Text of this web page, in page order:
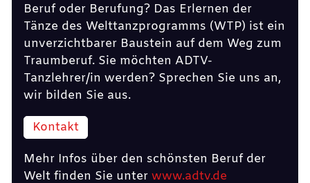
Beruf oder Berufung? Das Erlernen der
Tänze des Welttanzprogramms (WTP) ist ein
unverzichtbarer Baustein auf dem Weg zum
Traumberuf. Sie möchten ADTV-
Tanzlehrer/in werden? Sprechen Sie uns an,
wir bilden Sie aus.
Kontakt
Mehr Infos über den schönsten Beruf der
Welt finden Sie unter www.adtv.de